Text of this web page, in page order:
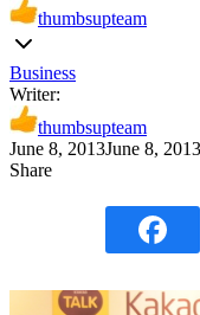
thumbsupteam
Business
Writer:
thumbsupteam
June 8, 2013June 8, 2013
Share